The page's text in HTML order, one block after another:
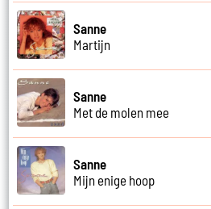
Sanne
Martijn
Sanne
Met de molen mee
Sanne
Mijn enige hoop